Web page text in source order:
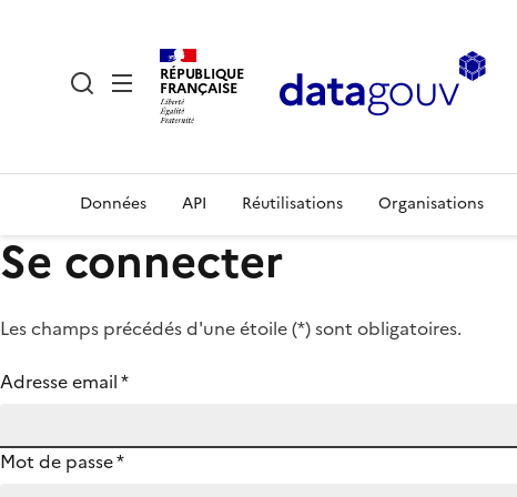
RÉPUBLIQUE
FRANÇAISE
Données API Réutilisations Organisations
Se connecter
Les champs précédés d'une étoile (*) sont obligatoires.
Adresse email*
Mot de passe*